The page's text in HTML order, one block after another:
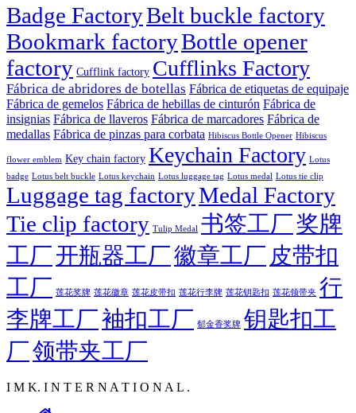
Badge FactoryBelt buckle factory
Bookmark factoryBottle opener
factory Cufflink factory Cufflinks Factory
Fábrica de abridores de botellas Fábrica de etiquetas de equipaje
Fábrica de gemelos Fábrica de hebillas de cinturón Fábrica de
insignias Fábrica de llaveros Fábrica de marcadores Fábrica de
medallas Fábrica de pinzas para corbata Hibiscus Bottle Opener Hibiscus
flower emblem Key chain factory Keychain Factory Lotus
badge Lotus belt buckle Lotus keychain Lotus luggage tag Lotus medal Lotus tie clip
Luggage tag factoryMedal Factory
Tie clip factory Tulip Medal 书签工厂奖牌
工厂开瓶器工厂徽章工厂 皮带扣
工厂 莲花奖牌 莲花徽章 莲花皮带扣 莲花行李牌 莲花钥匙扣 莲花领带夹 行
李牌工厂袖扣工厂 郁金香奖牌 钥匙扣工
厂领带夹工厂
I M K. I N T E R N A T I O N A L .